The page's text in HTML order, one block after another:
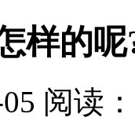
样的呢
阅读